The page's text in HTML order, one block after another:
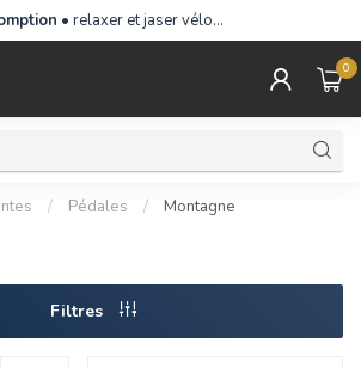
• relaxer et jaser vélo…
0
/ Pédales / Montagne
Filtres